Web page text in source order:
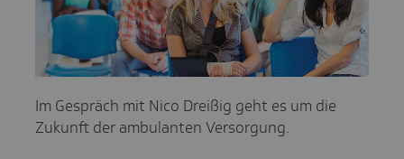
Im Gespräch mit Nico Dreißig geht es um die
Zukunft der ambulanten Versorgung.